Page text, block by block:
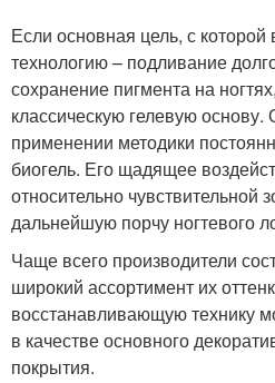
Если основная цель, с которой
технологию – подливание
сохранение пигмента на
классическую гелевую основу.
применении методики
биогель. Его щадящее
относительно чувствительной
дальнейшую порчу ногтевого
Чаще всего производители
широкий ассортимент их
восстанавливающую технику
в качестве основного
покрытия.